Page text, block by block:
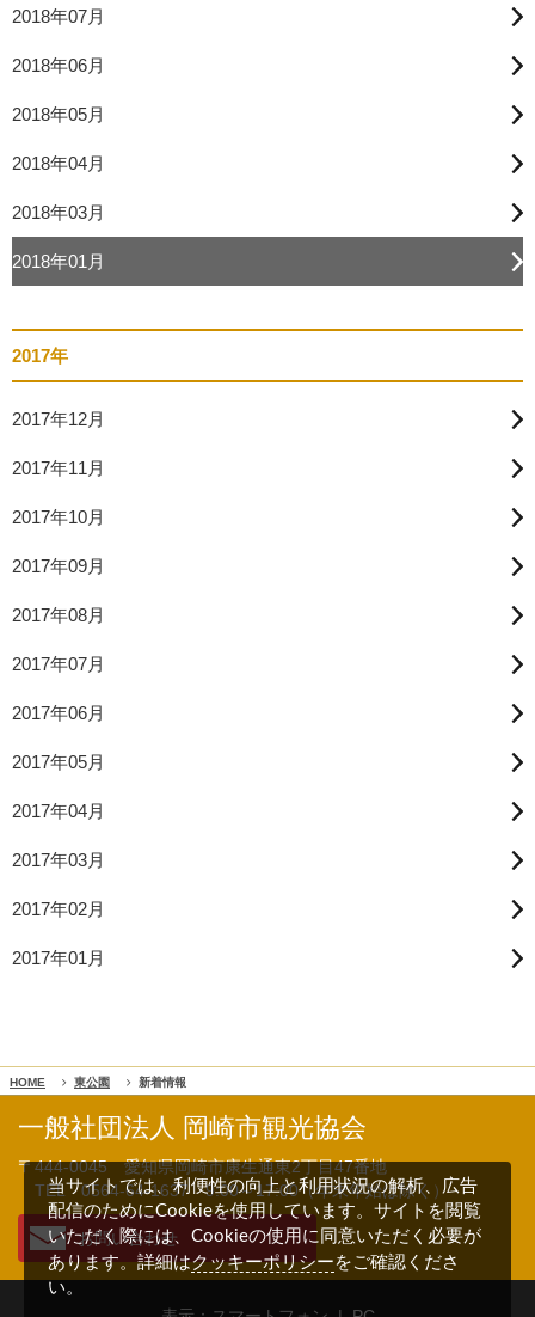
2018年07月
2018年06月
2018年05月
2018年04月
2018年03月
2018年01月
2017年
2017年12月
2017年11月
2017年10月
2017年09月
2017年08月
2017年07月
2017年06月
2017年05月
2017年04月
2017年03月
2017年02月
2017年01月
HOME 東公園 新着情報
一般社団法人 岡崎市観光協会
〒444-0045 愛知県岡崎市康生通東2丁目47番地
TEL 0564-64-16379:00～17:00（年末年始は除く）
お問い合わせ
当サイトでは、利便性の向上と利用状況の解析、広告
配信のためにCookieを使用しています。サイトを閲覧
いただく際には、Cookieの使用に同意いただく必要が
あります。詳細はクッキーポリシー をご確認くださ
い。